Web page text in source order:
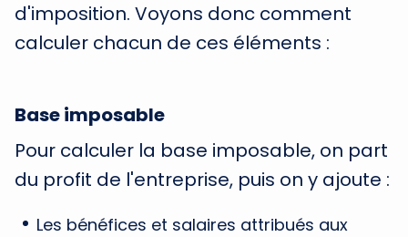
d'imposition. Voyons donc comment
calculer chacun de ces éléments :
Base imposable
Pour calculer la base imposable, on part
du profit de l'entreprise, puis on y ajoute :
Les bénéfices et salaires attribués aux